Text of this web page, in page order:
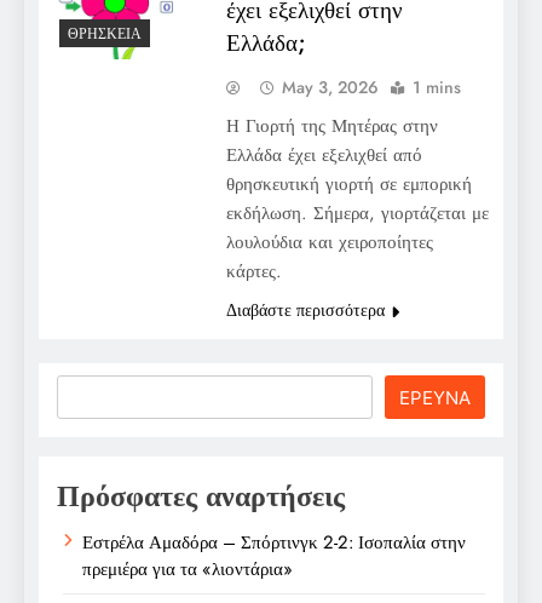
ΘΡΗΣΚΕΊΑ
έχει εξελιχθεί στην
Ελλάδα;
May 3, 2026 1 mins
Η Γιορτή της Μητέρας στην
Ελλάδα έχει εξελιχθεί από
θρησκευτική γιορτή σε εμπορική
εκδήλωση. Σήμερα, γιορτάζεται με
λουλούδια και χειροποίητες
κάρτες.
Διαβάστε περισσότερα
ΕΡΕΥΝΑ
Πρόσφατες αναρτήσεις
Εστρέλα Αμαδόρα – Σπόρτινγκ 2-2: Ισοπαλία στην
πρεμιέρα για τα «λιοντάρια»